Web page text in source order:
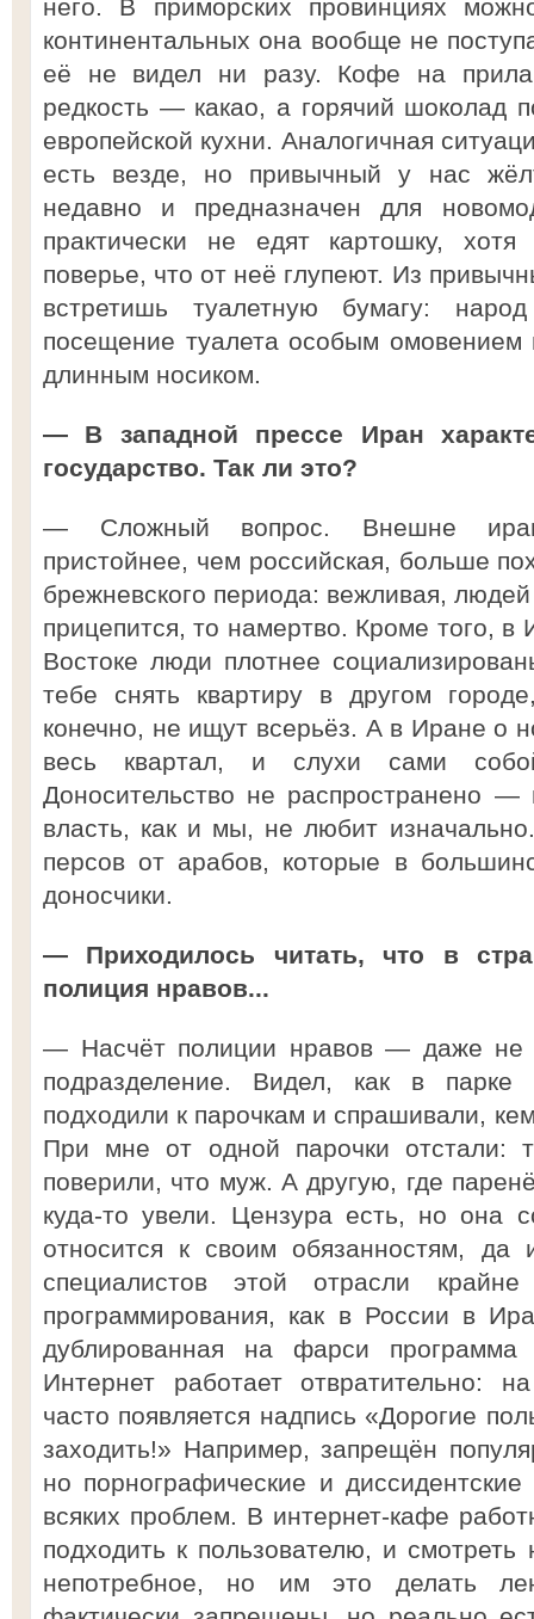
него. В приморских провинциях
континентальных она вообще не
её не видел ни разу. Кофе на
редкость — какао, а горячий шоколад
европейской кухни. Аналогичная
есть везде, но привычный у нас
недавно и предназначен для
практически не едят картошку,
поверье, что от неё глупеют. Из
встретишь туалетную бумагу:
посещение туалета особым омовением
длинным носиком.
— В западной прессе Иран
государство. Так ли это?
— Сложный вопрос. Внешне
пристойнее, чем российская, больше
брежневского периода: вежливая,
прицепится, то намертво. Кроме того,
Востоке люди плотнее
тебе снять квартиру в другом
конечно, не ищут всерьёз. А в Иране о
весь квартал, и слухи сами
Доносительство не распространено —
власть, как и мы, не любит
персов от арабов, которые в
доносчики.
— Приходилось читать, что в
полиция нравов...
— Насчёт полиции нравов — даже не
подразделение. Видел, как в парке
подходили к парочкам и спрашивали,
При мне от одной парочки отстали:
поверили, что муж. А другую, где
куда-то увели. Цензура есть, но она
относится к своим обязанностям, да
специалистов этой отрасли
программирования, как в России в
дублированная на фарси
Интернет работает отвратительно:
часто появляется надпись «Дорогие
заходить!» Например, запрещён
но порнографические и
всяких проблем. В интернет-кафе
подходить к пользователю, и
непотребное, но им это делать